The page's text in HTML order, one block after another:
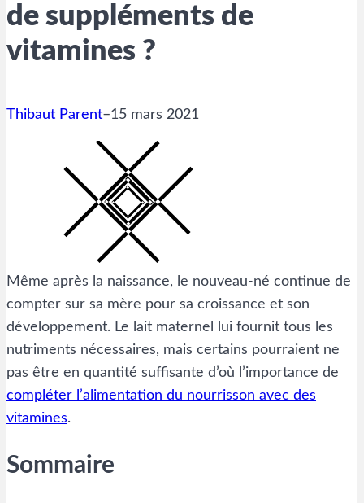
de suppléments de
vitamines ?
Thibaut Parent–15 mars 2021
Même après la naissance, le nouveau-né continue de
compter sur sa mère pour sa croissance et son
développement. Le lait maternel lui fournit tous les
nutriments nécessaires, mais certains pourraient ne
pas être en quantité suffisante d’où l’importance de
compléter l’alimentation du nourrisson avec des
vitamines.
Sommaire